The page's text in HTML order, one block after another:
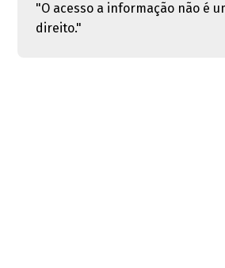
"O acesso a informação não é
direito."